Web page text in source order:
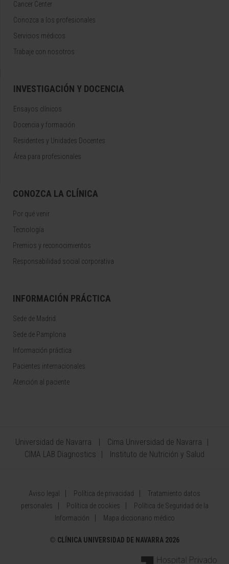
Cancer Center
Conozca a los profesionales
Servicios médicos
Trabaje con nosotros
INVESTIGACIÓN Y DOCENCIA
Ensayos clínicos
Docencia y formación
Residentes y Unidades Docentes
Área para profesionales
CONOZCA LA CLÍNICA
Por qué venir
Tecnología
Premios y reconocimientos
Responsabilidad social corporativa
INFORMACIÓN PRÁCTICA
Sede de Madrid
Sede de Pamplona
Información práctica
Pacientes internacionales
Atención al paciente
Universidad de Navarra
Cima Universidad de Navarra
CIMA LAB Diagnostics
Instituto de Nutrición y Salud
Aviso legal Política de privacidad
Tratamiento datos
personales
Política de cookies
Política de Seguridad de la
Información
Mapa diccionario médico
© CLÍNICA UNIVERSIDAD DE NAVARRA 2026